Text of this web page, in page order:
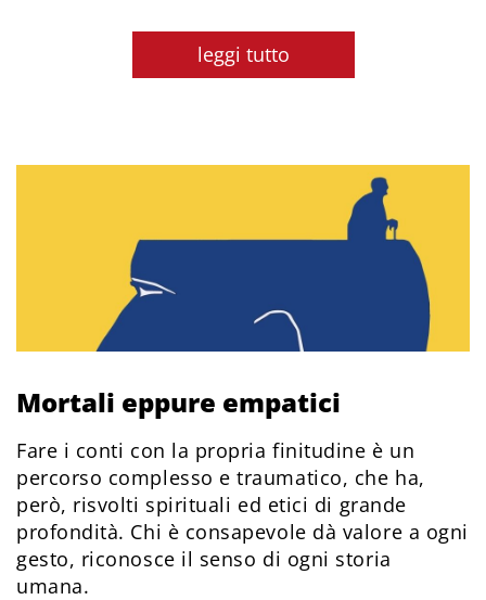
leggi tutto
Mortali eppure empatici
Fare i conti con la propria finitudine è un
percorso complesso e traumatico, che ha,
però, risvolti spirituali ed etici di grande
profondità. Chi è consapevole dà valore a ogni
gesto, riconosce il senso di ogni storia
umana.